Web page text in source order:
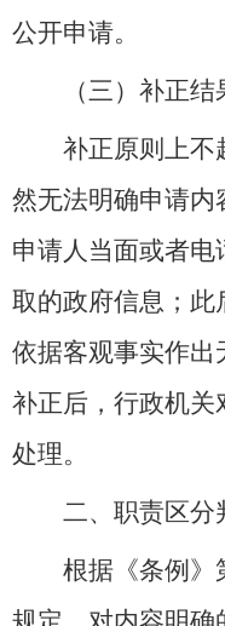
公开申请。
（三）补正结
补正原则上不
然无法明确申请内
申请人当面或者
取的政府信息；此
依据客观事实作出
补正后，行政机关
处理。
二、职责区分
根据《条例》